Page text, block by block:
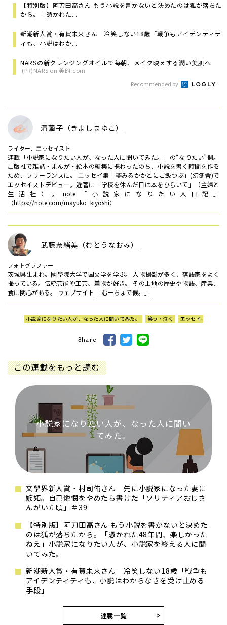
【特別版】阿刀田高さん もう小説を書かないと決めたのは狐が落ちた
から。「憑かれた...
新潮新人賞・有賀未来さん 冷笑しない18歳「戦争もアイデンティテ
ィも、小説はわか...
NARSの新クレンジングオイルで毎朝、メイク映えする潤い美肌へ
(PR)NARS on 美的.com
Recommended by
清繭子（きよしまゆこ）
ライター、エッセイスト
連載「小説家になりたい人が、なった人に聞いてみた。」の“なりたい”側。
出版社で雑誌・まんが・絵本の編集に携わったのち、小説を書く時間を作る
ため、フリーランスに。 エッセイ集「夢みるかかとにご飯つぶ」(幻冬舎)で
エッセイストデビュー。近著に「学校を休んだ日は本をひらいて」（主婦と
生活社）。note「小説家になりたい人日記」
（https://note.com/mayuko_kiyoshi）
武藤奈緒美（むとうなおみ）
フォトグラファー
茨城県生まれ。國學院大学で国文学を学ぶ。 人物撮影が多く、落語家をよく
撮っている。伝統芸能や工芸、着物が好き。 その土地の歴史や物語、産業、
食に関心がある。 ウェブサイト
「むーちょで候。」
小説家になりたい人が、なった人に聞いてみた。 笑う・泣く エッセイ
Share
この連載をもっと読む
小説家になりたい人が、なった人に聞い
てみた。
文學界新人賞・村司侑さん 先に小説家になった妻に
嫉妬。自己憐憫をやめたら書けた「ソリティアおじさ
んがいた頃」＃39
【特別版】阿刀田高さん もう小説を書かないと決めた
のは狐が落ちたから。「憑かれた48年間、楽しかった
ねえ」小説家になりたい人が、小説家を終える人に聞
いてみた。
新潮新人賞・有賀未来さん 冷笑しない18歳「戦争も
アイデンティティも、小説はわからなさを受け止める
手段」
連載一覧